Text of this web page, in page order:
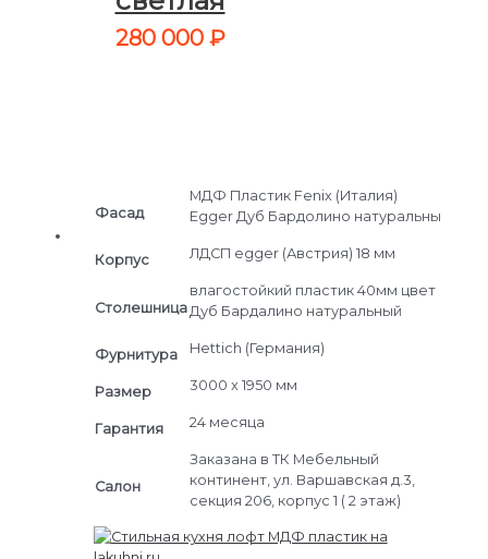
280 000 ₽
Фасад
МДФ Пластик Fenix (Италия)
Egger Дуб Бардолино натуральны
Корпус ЛДСП egger (Австрия) 18 мм
Столешница
влагостойкий пластик 40мм цвет
Дуб Бардалино натуральный
Фурнитура Hettich (Германия)
Размер 3000 x 1950 мм
Гарантия 24 месяца
Салон
Заказана в ТК Мебельный
континент, ул. Варшавская д.3,
секция 206, корпус 1 ( 2 этаж)